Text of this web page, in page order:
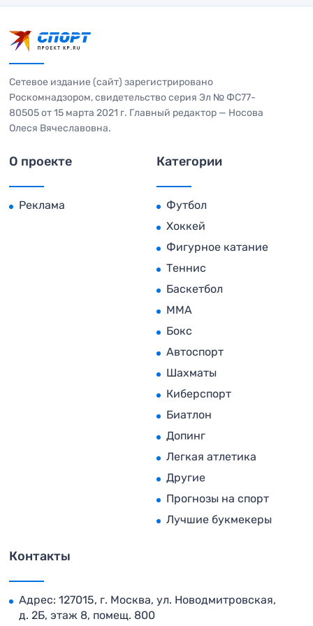
Сетевое издание (сайт) зарегистрировано
Роскомнадзором, свидетельство серия Эл № ФС77-
80505 от 15 марта 2021 г. Главный редактор — Носова
Олеся Вячеславовна.
О проекте
Реклама
Категории
Футбол
Хоккей
Фигурное катание
Теннис
Баскетбол
MMA
Бокс
Автоспорт
Шахматы
Киберспорт
Биатлон
Допинг
Легкая атлетика
Другие
Прогнозы на спорт
Лучшие букмекеры
Контакты
Адрес: 127015, г. Москва, ул. Новодмитровская,
д. 2Б, этаж 8, помещ. 800